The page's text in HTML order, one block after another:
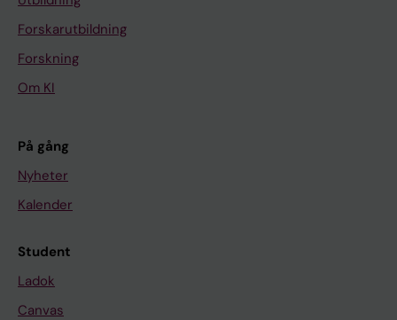
Forskarutbildning
Forskning
Om KI
På gång
Nyheter
Kalender
Student
Ladok
Canvas